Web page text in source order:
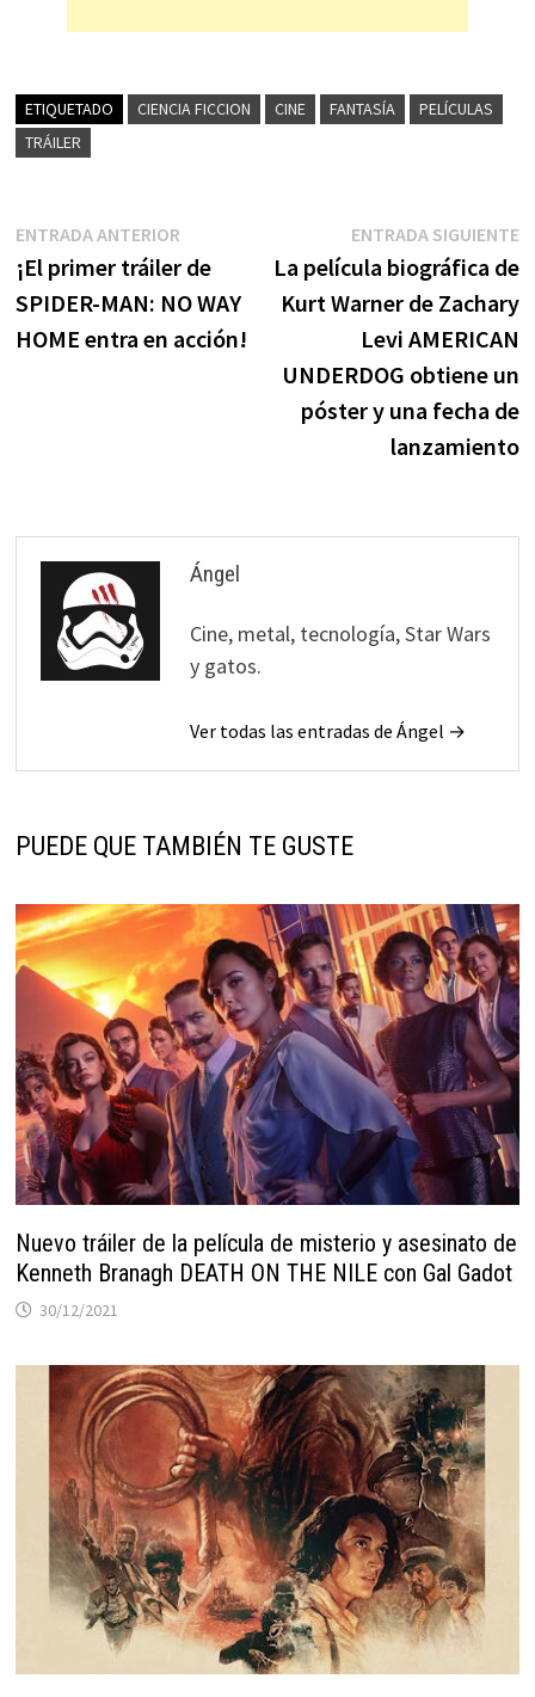
ETIQUETADO CIENCIA FICCION CINE FANTASÍA
PELÍCULAS
TRÁILER
Navegación
de
entradas
ENTRADA ANTERIOREntrada
anterior:
¡El primer tráiler de
SPIDER-MAN: NO WAY
HOME entra en acción!
ENTRADA SIGUIENTE
La película biográfica de
Kurt Warner de Zachary
Levi AMERICAN
UNDERDOG obtiene un
póster y una fecha de
lanzamiento
Ángel
Cine, metal, tecnología, Star Wars
y gatos.
Ver todas las entradas de Ángel →
PUEDE QUE TAMBIÉN TE GUSTE
Nuevo tráiler de la película de misterio y asesinato de
Kenneth Branagh DEATH ON THE NILE con Gal Gadot
30/12/2021